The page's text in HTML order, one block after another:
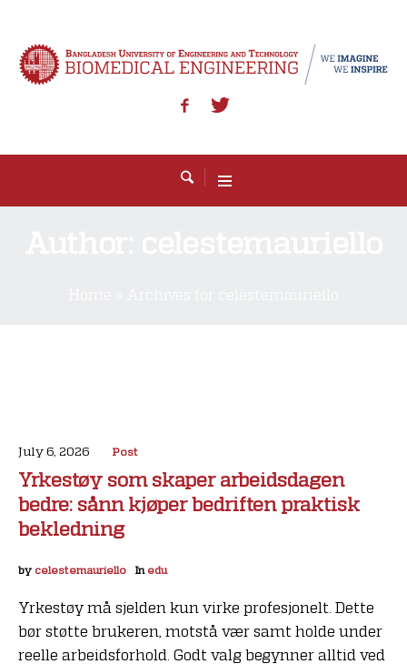
July 6, 2026 Post
Yrkestøy som skaper arbeidsdagen
bedre: sånn kjøper bedriften praktisk
bekledning
by celestemauriello In edu
Yrkestøy må sjelden kun virke profesjonelt. Dette
bør støtte brukeren, motstå vær samt holde under
reelle arbeidsforhold. Godt valg begynner alltid ved